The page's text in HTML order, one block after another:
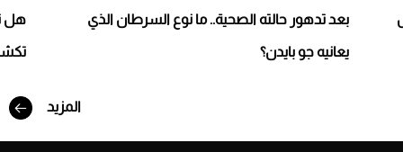
بعد تدهور حالته الصحية.. ما نوع السرطان الذي
يعانيه جو بايدن؟
هل
المزيد